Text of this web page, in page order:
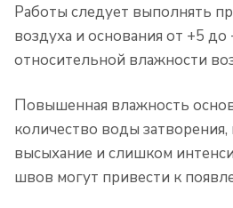
Работы следует выполнять
воздуха и основания от +5 до
относительной влажности
Повышенная влажность
количество воды
высыхание и слишком
швов могут привести к